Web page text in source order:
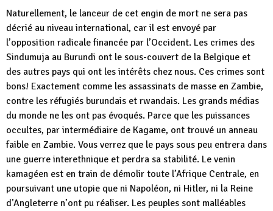
Naturellement, le lanceur de cet engin de mort ne sera pas
décrié au niveau international, car il est envoyé par
l’opposition radicale financée par l’Occident. Les crimes des
Sindumuja au Burundi ont le sous-couvert de la Belgique et
des autres pays qui ont les intérêts chez nous. Ces crimes sont
bons! Exactement comme les assassinats de masse en Zambie,
contre les réfugiés burundais et rwandais. Les grands médias
du monde ne les ont pas évoqués. Parce que les puissances
occultes, par intermédiaire de Kagame, ont trouvé un anneau
faible en Zambie. Vous verrez que le pays sous peu entrera dans
une guerre interethnique et perdra sa stabilité. Le venin
kamagéen est en train de démolir toute l’Afrique Centrale, en
poursuivant une utopie que ni Napoléon, ni Hitler, ni la Reine
d’Angleterre n’ont pu réaliser. Les peuples sont malléables